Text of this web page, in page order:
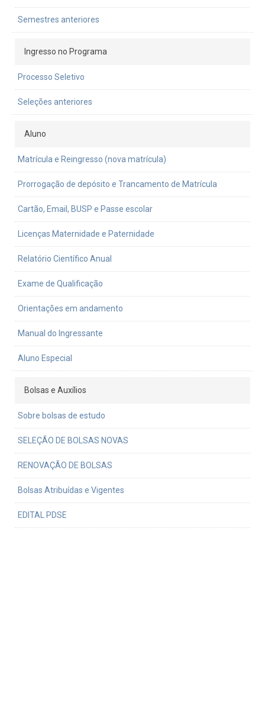
Semestres anteriores
Ingresso no Programa
Processo Seletivo
Seleções anteriores
Aluno
Matrícula e Reingresso (nova matrícula)
Prorrogação de depósito e Trancamento de Matrícula
Cartão, Email, BUSP e Passe escolar
Licenças Maternidade e Paternidade
Relatório Científico Anual
Exame de Qualificação
Orientações em andamento
Manual do Ingressante
Aluno Especial
Bolsas e Auxílios
Sobre bolsas de estudo
SELEÇÃO DE BOLSAS NOVAS
RENOVAÇÃO DE BOLSAS
Bolsas Atribuídas e Vigentes
EDITAL PDSE